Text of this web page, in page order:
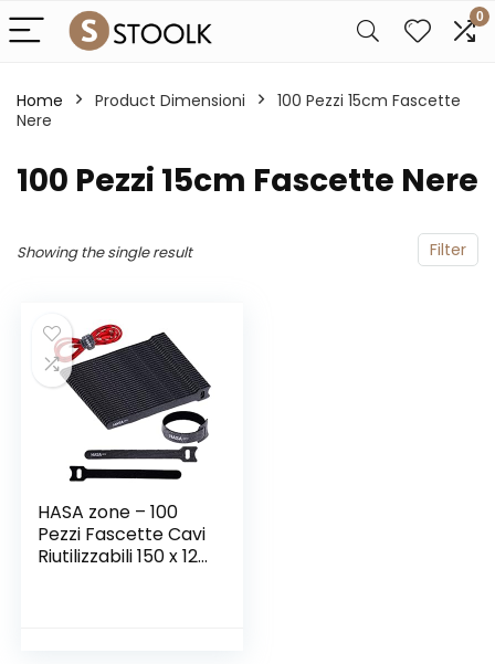
0
Home Product Dimensioni
‎100 Pezzi 15cm Fascette
Nere
‎100 Pezzi 15cm Fascette Nere
Filter
Showing the single result
HASA zone – 100
Pezzi Fascette Cavi
Riutilizzabili 150 x 12